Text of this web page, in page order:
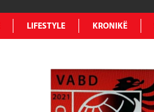
LIFESTYLE KRONIKË